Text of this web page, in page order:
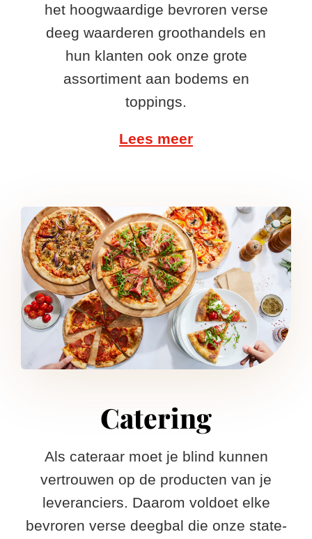
het hoogwaardige bevroren verse
deeg waarderen groothandels en
hun klanten ook onze grote
assortiment aan bodems en
toppings.
Lees meer
Catering
Als cateraar moet je blind kunnen
vertrouwen op de producten van je
leveranciers. Daarom voldoet elke
bevroren verse deegbal die onze state-